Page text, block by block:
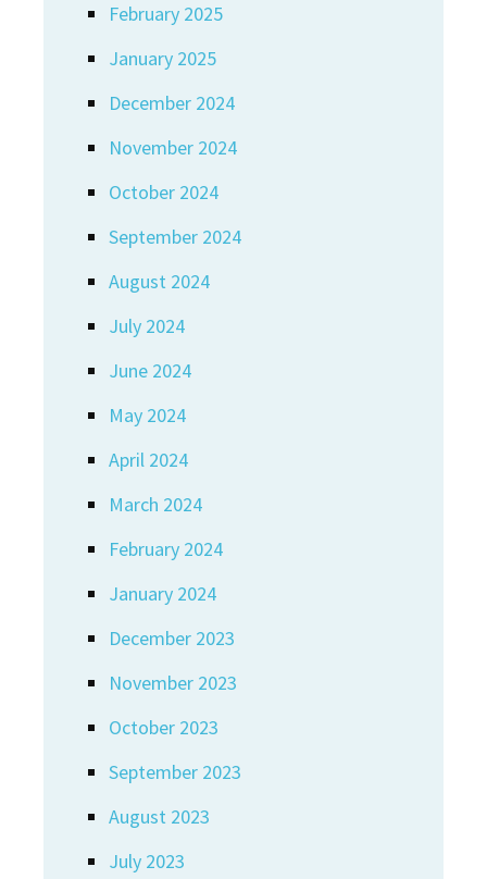
February 2025
January 2025
December 2024
November 2024
October 2024
September 2024
August 2024
July 2024
June 2024
May 2024
April 2024
March 2024
February 2024
January 2024
December 2023
November 2023
October 2023
September 2023
August 2023
July 2023